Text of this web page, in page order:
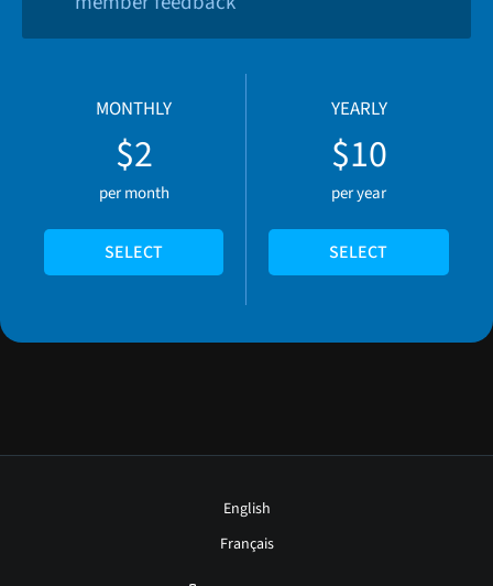
MONTHLY
$2
per month
SELECT
YEARLY
$10
per year
SELECT
English
Français